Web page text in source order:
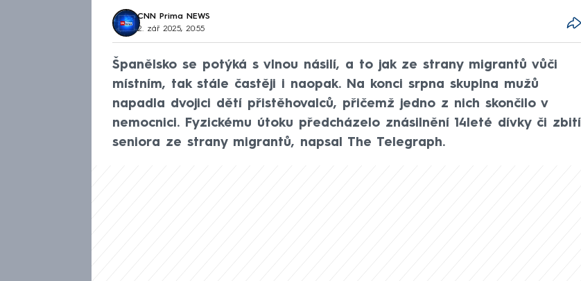
CNN Prima NEWS
2. zář 2025, 20:55
Španělsko se potýká s vlnou násilí, a to jak ze strany migrantů vůči
místním, tak stále častěji i naopak. Na konci srpna skupina mužů
napadla dvojici dětí přistěhovalců, přičemž jedno z nich skončilo v
nemocnici. Fyzickému útoku předcházelo znásilnění 14leté dívky či zbití
seniora ze strany migrantů, napsal The Telegraph.